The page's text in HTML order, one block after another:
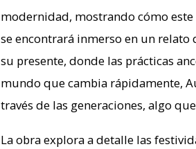
modernidad, mostrando cómo
se encontrará inmerso en un relato
su presente, donde las prácticas
mundo que cambia rápidamente,
través de las generaciones, algo
La obra explora a detalle las